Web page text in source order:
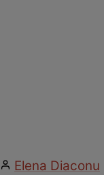
Elena Diaconu